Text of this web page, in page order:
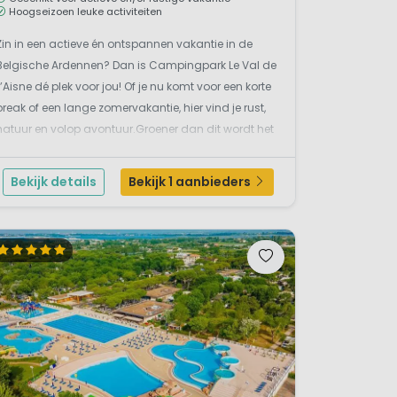
Hoogseizoen leuke activiteiten
in een actieve én ontspannen vakantie in de
Ardennen? Dan is Campingpark Le Val de
dé plek voor jou! Of je nu komt voor een korte
of een lange zomervakantie, hier vind je rust,
en volop avontuur.Groener dan dit wordt het
midden in het groen, omringd door heuvels...
Bekijk details Bekijk 1 aanbieders